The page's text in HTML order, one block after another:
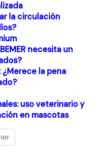
la circulación
necesita un
¿Merece la pena
uso veterinario y
en mascotas